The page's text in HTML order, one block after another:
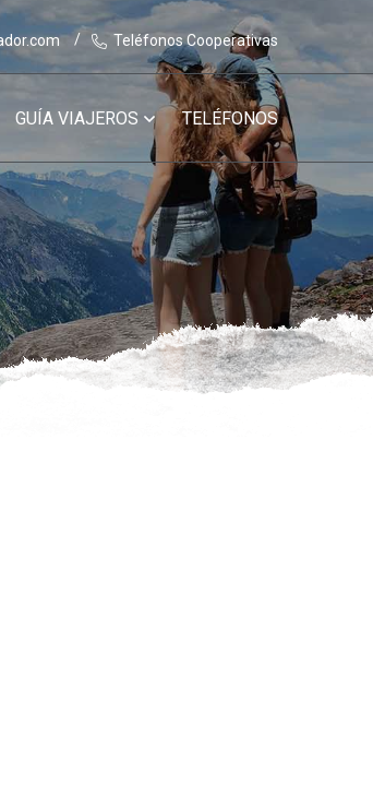
Teléfonos Cooperativas
GUÍA VIAJEROS TELÉFONOS